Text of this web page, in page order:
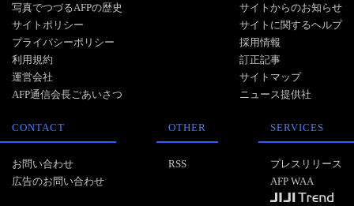
写真でつづるAFPの歴史
サイトポリシー
プライバシーポリシー
利用規約
運営会社
AFP通信会長ごあいさつ
サイトからのお知らせ
サイトに関するヘルプ
採用情報
訂正記事
サイトマップ
ニュース提供社
CONTACT
お問い合わせ
広告のお問い合わせ
OTHER
RSS
SERVICES
プレスリリース
AFP WAA